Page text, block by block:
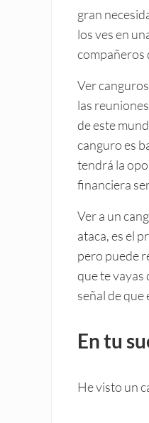
gran
los ves en
compañeros
Ver
las
de este
canguro es
tendrá la
financiera
Ver a un
ataca, es el
pero puede
que te vayas
señal de que
En tu
He visto un